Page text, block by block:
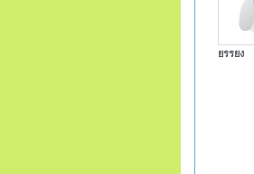
ยรรยง